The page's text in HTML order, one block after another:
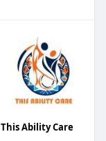
This Ability Care